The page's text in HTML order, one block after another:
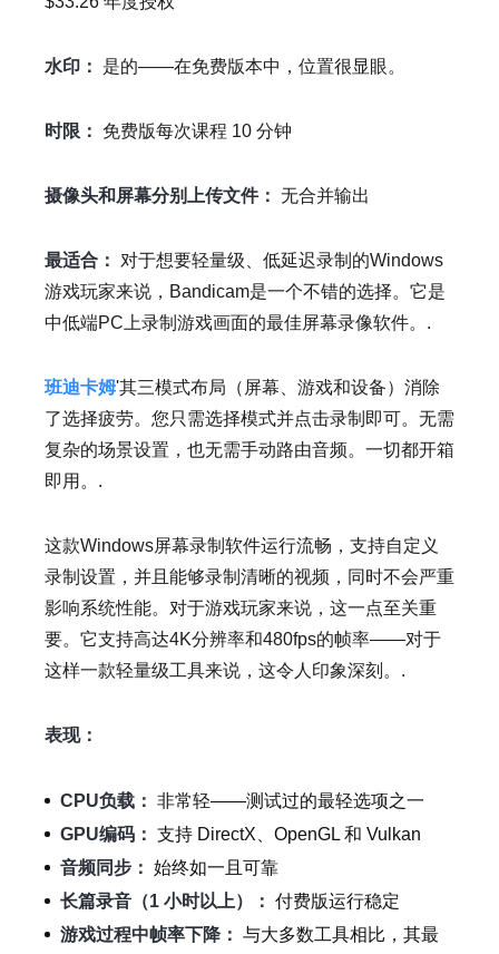
水印： 是的——在免费版本中，位置很显眼。
时限： 免费版每次课程 10 分钟
摄像头和屏幕分别上传文件： 无合并输出
最适合：
对于想要轻量级、低延迟录制的Windows
游戏玩家来说，Bandicam是一个不错的选择。它是
中低端PC上录制游戏画面的最佳屏幕录像软件。.
班迪卡姆'其三模式布局（屏幕、游戏和设备）消除
了选择疲劳。您只需选择模式并点击录制即可。无需
复杂的场景设置，也无需手动路由音频。一切都开箱
即用。.
这款Windows屏幕录制软件运行流畅，支持自定义
录制设置，并且能够录制清晰的视频，同时不会严重
影响系统性能。对于游戏玩家来说，这一点至关重
要。它支持高达4K分辨率和480fps的帧率——对于
这样一款轻量级工具来说，这令人印象深刻。.
表现：
CPU负载： 非常轻——测试过的最轻选项之一
GPU编码： 支持 DirectX、OpenGL 和 Vulkan
音频同步： 始终如一且可靠
长篇录音（1 小时以上）： 付费版运行稳定
游戏过程中帧率下降： 与大多数工具相比，其最